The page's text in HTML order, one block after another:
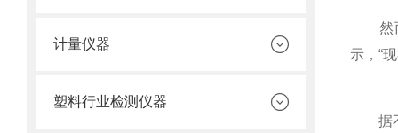
计量仪器
塑料行业检测仪器
然而
示，“
据不*